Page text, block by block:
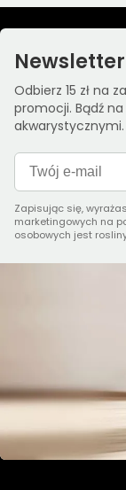
Newsletter
Odbierz 15 zł na
promocji. Bądź
akwarystycznymi.
Zapisując się,
marketingowych na
osobowych jest